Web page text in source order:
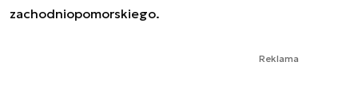
zachodniopomorskiego.
Reklama